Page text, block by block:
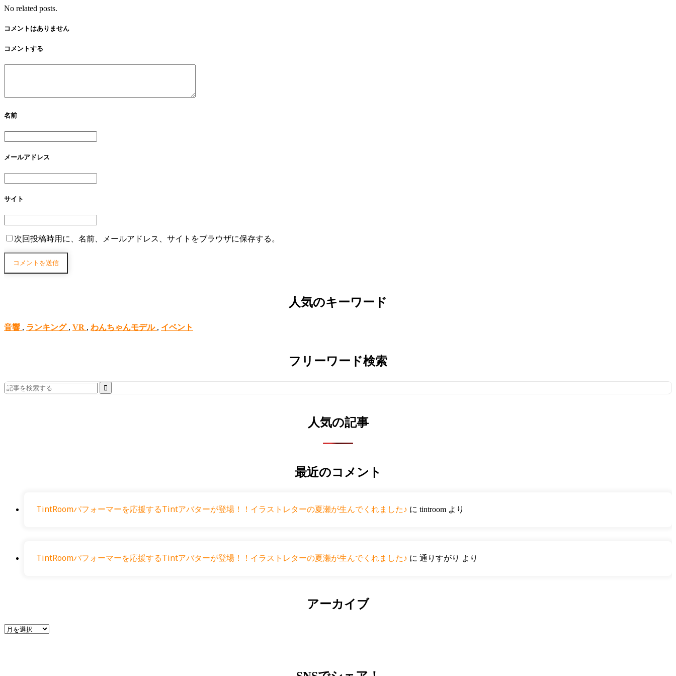
No related posts.
コメントはありません
コメントする
名前
メールアドレス
サイト
次回投稿時用に、名前、メールアドレス、サイトをブラウザに保存する。
人気のキーワード
音響 , ランキング , VR , わんちゃんモデル , イベント
フリーワード検索
Search
for:
人気の記事
最近のコメント
TintRoomパフォーマーを応援するTintアバターが登場！！イラストレターの夏瀬が生んでくれました♪ に tintroom より
TintRoomパフォーマーを応援するTintアバターが登場！！イラストレターの夏瀬が生んでくれました♪ に 通りすがり より
アーカイブ